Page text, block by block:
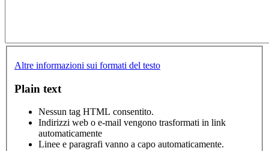
Altre informazioni sui formati del testo
Plain text
Nessun tag HTML consentito.
Indirizzi web o e-mail vengono trasformati in link
automaticamente
Linee e paragrafi vanno a capo automaticamente.